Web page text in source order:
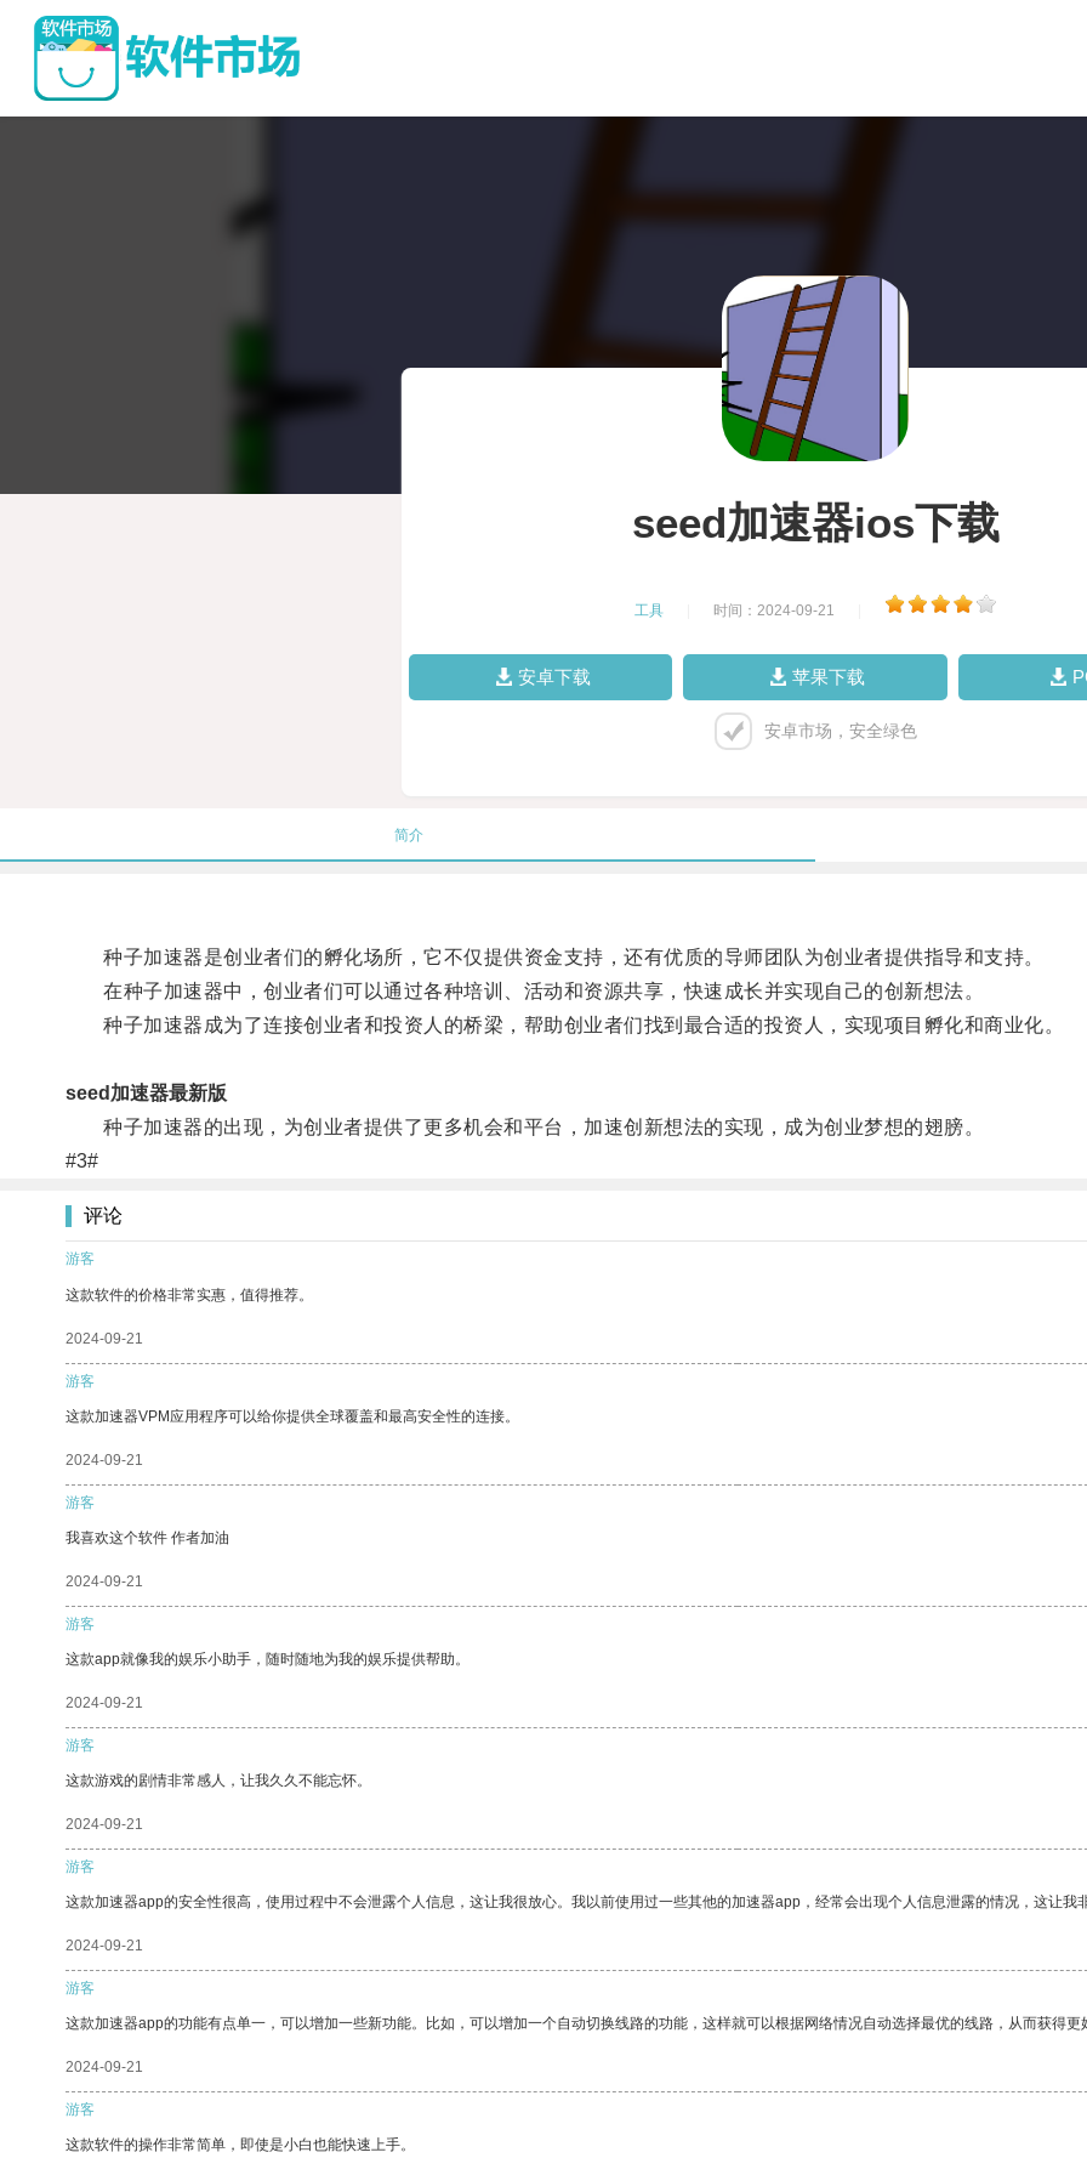
seed加速器ios下载
工具 时间：2024-09-21
安卓下载 苹果下载
安卓市场，安全绿色
简介
种子加速器是创业者们的孵化场所，它不仅提供资金支持，还有优质的导师团队为创业者提供指导和支持。
在种子加速器中，创业者们可以通过各种培训、活动和资源共享，快速成长并实现自己的创新想法。
种子加速器成为了连接创业者和投资人的桥梁，帮助创业者们找到最合适的投资人，实现项目孵化和商业化。
seed加速器最新版
种子加速器的出现，为创业者提供了更多机会和平台，加速创新想法的实现，成为创业梦想的翅膀。
#3#
评论
游客
这款软件的价格非常实惠，值得推荐。
2024-09-21
游客
这款加速器VPM应用程序可以给你提供全球覆盖和最高安全性的连接。
2024-09-21
游客
我喜欢这个软件 作者加油
2024-09-21
游客
这款app就像我的娱乐小助手，随时随地为我的娱乐提供帮助。
2024-09-21
游客
这款游戏的剧情非常感人，让我久久不能忘怀。
2024-09-21
游客
这款加速器app的安全性很高，使用过程中不会泄露个人信息，这让我很放心。我以前使用过一些其他的加速器app，经常会出现个人信息泄露的情况，这让我
2024-09-21
游客
这款加速器app的功能有点单一，可以增加一些新功能。比如，可以增加一个自动切换线路的功能，这样就可以根据网络情况自动选择最优的线路，从而获得更
2024-09-21
游客
这款软件的操作非常简单，即使是小白也能快速上手。